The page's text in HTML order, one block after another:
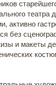
активно
без
и макеты